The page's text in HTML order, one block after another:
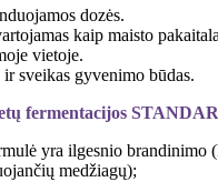
dozės.
kaip maisto
vietoje.
sveikas gyvenimo būdas.
fermentacijos
yra ilgesnio
medžiagų);